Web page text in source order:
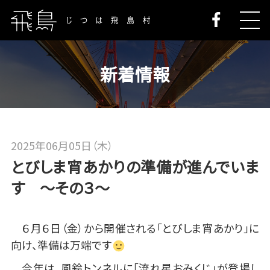
新着情報
とびしま宵あかりの準備が進んでいま
す ～その３～
2025年06月05日（木）
６月６日（金）から開催される「とびしま宵あかり」に
向け、準備は万端です